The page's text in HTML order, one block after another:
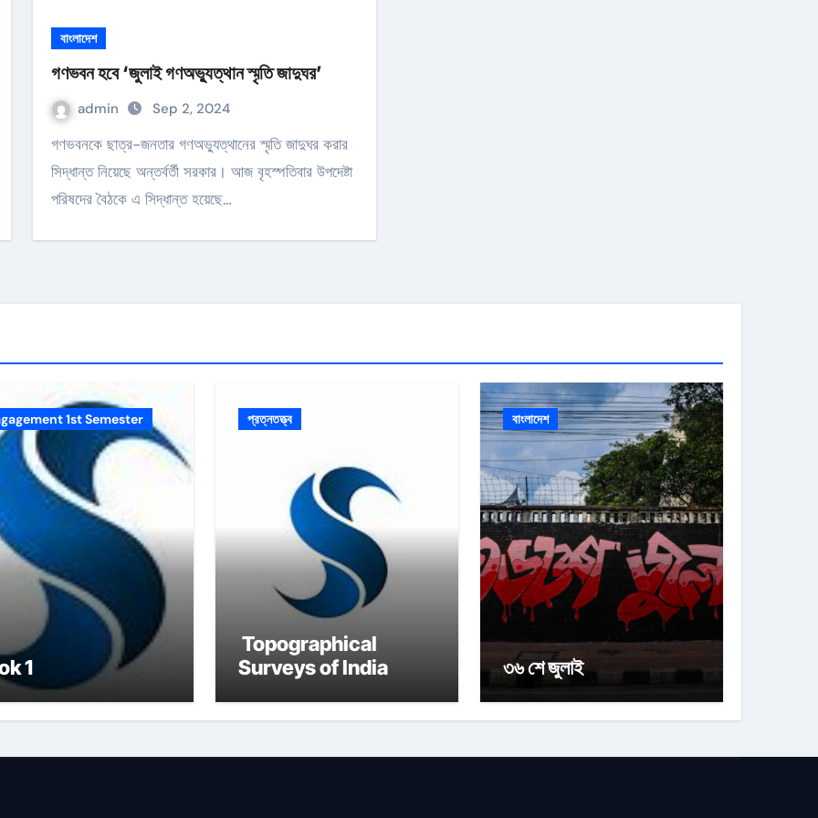
বাংলাদেশ
গণভবন হবে ‘জুলাই গণঅভ্যুত্থান স্মৃতি জাদুঘর’
admin Sep 2, 2024
গণভবনকে ছাত্র-জনতার গণঅভ্যুত্থানের স্মৃতি জাদুঘর করার
সিদ্ধান্ত নিয়েছে অন্তর্বর্তী সরকার। আজ বৃহস্পতিবার উপদেষ্টা
পরিষদের বৈঠকে এ সিদ্ধান্ত হয়েছে…
1st Semester
1
প্রত্নতত্ত্ব
Topographical
Surveys of India
বাংলাদেশ
৩৬ শে জুলাই